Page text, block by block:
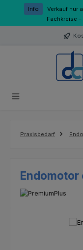
Zum Hauptinhalt springen
Info
Verkauf nur
Fachkreise
Praxisbedarf Endo
Endomotor
Bildergalerie